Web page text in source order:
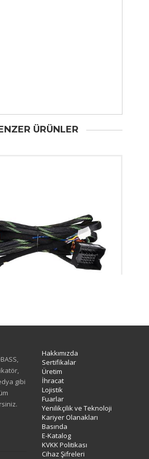
ÜRÜNLER
gibi
Hakkımızda
Sertifikalar
Üretim
İhracat
Lojistik
Fuarlar
Yenilikçilik ve Teknoloji
Kariyer Olanakları
Basında
E-Katalog
KVKK Politikası
Cihaz Şifreleri